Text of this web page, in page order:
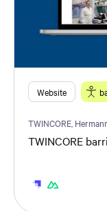
Website
TWINCORE,
TWINCORE